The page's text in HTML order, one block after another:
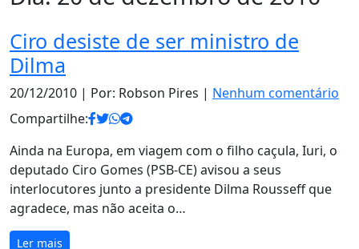
Ciro desiste de ser ministro de
Dilma
20/12/2010 | Por: Robson Pires | Nenhum comentário
Compartilhe:
Ainda na Europa, em viagem com o filho caçula, Iuri, o
deputado Ciro Gomes (PSB-CE) avisou a seus
interlocutores junto a presidente Dilma Rousseff que
agradece, mas não aceita o…
Ler mais